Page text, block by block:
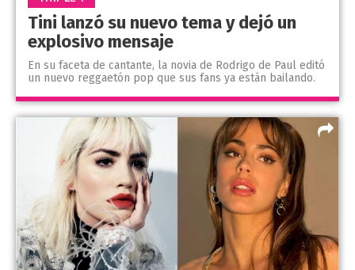
Tini lanzó su nuevo tema y dejó un
explosivo mensaje
En su faceta de cantante, la novia de Rodrigo de Paul editó
un nuevo reggaetón pop que sus fans ya están bailando.